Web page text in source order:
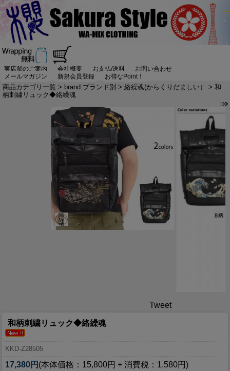
実店舗のご案内 会社概要 お支払/送料
お問い合わせ
メールマガジン
新規会員登録 お得なPoint！
商品カテゴリ一覧 > brand:ブランド別 > 絡繰魂(からくりだましい）
> 和
柄刺繍リュック◆絡繰魂
Tweet
和柄刺繍リュック◆絡繰魂
KKD-Z28505
17,380円 (本体価格：15,800円 + 消費税：1,580円)